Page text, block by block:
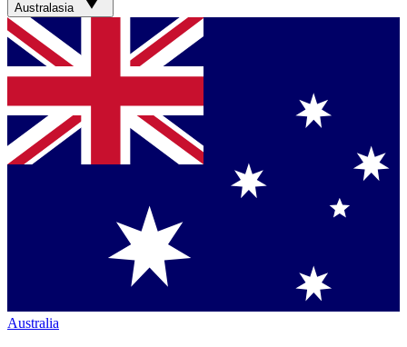
Australasia
Australia